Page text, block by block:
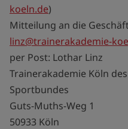
koeln.de)
Mitteilung an die
linz@trainerakademie-
per Post: Lothar Linz
Trainerakademie Köln
Sportbundes
Guts-Muths-Weg 1
50933 Köln